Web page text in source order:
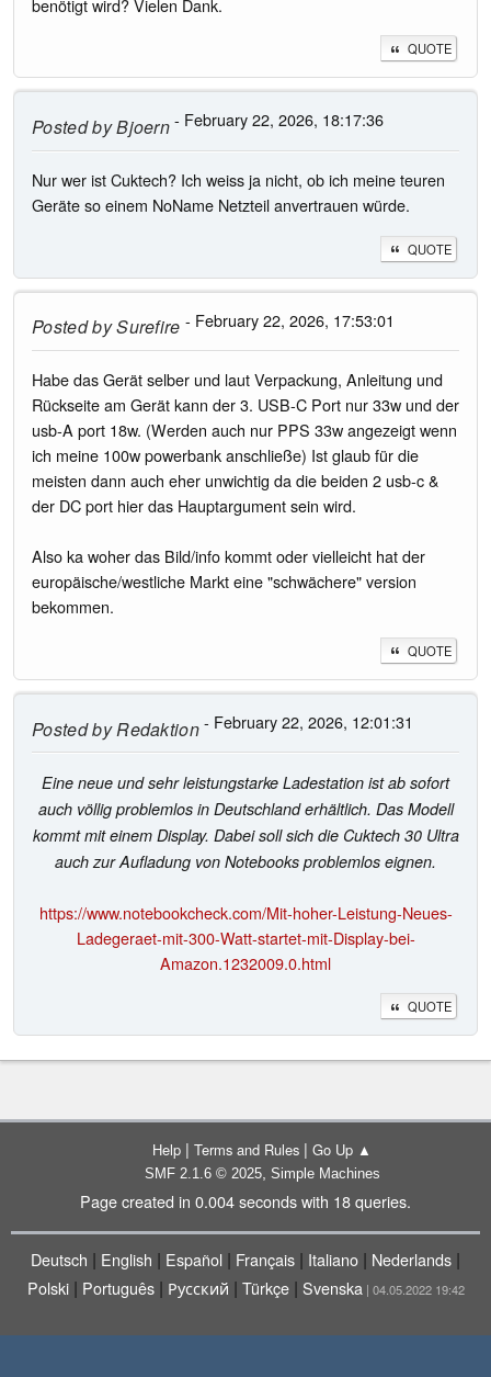
benötigt wird? Vielen Dank.
QUOTE
Posted byBjoern- February 22, 2026, 18:17:36
Nur wer ist Cuktech? Ich weiss ja nicht, ob ich meine teuren
Geräte so einem NoName Netzteil anvertrauen würde.
QUOTE
Posted bySurefire - February 22, 2026, 17:53:01
Habe das Gerät selber und laut Verpackung, Anleitung und
Rückseite am Gerät kann der 3. USB-C Port nur 33w und der
usb-A port 18w. (Werden auch nur PPS 33w angezeigt wenn
ich meine 100w powerbank anschließe) Ist glaub für die
meisten dann auch eher unwichtig da die beiden 2 usb-c &
der DC port hier das Hauptargument sein wird.
Also ka woher das Bild/info kommt oder vielleicht hat der
europäische/westliche Markt eine "schwächere" version
bekommen.
QUOTE
Posted byRedaktion- February 22, 2026, 12:01:31
Eine neue und sehr leistungstarke Ladestation ist ab sofort
auch völlig problemlos in Deutschland erhältlich. Das Modell
kommt mit einem Display. Dabei soll sich die Cuktech 30 Ultra
auch zur Aufladung von Notebooks problemlos eignen.
https://www.notebookcheck.com/Mit-hoher-Leistung-Neues-
Ladegeraet-mit-300-Watt-startet-mit-Display-bei-
Amazon.1232009.0.html
QUOTE
Help | Terms and Rules | Go Up ▲
SMF 2.1.6 © 2025, Simple Machines
Page created in 0.004 seconds with 18 queries.
Deutsch | English | Español | Français | Italiano | Nederlands |
Polski| Português| Русский | Türkçe| Svenska | 04.05.2022 19:42